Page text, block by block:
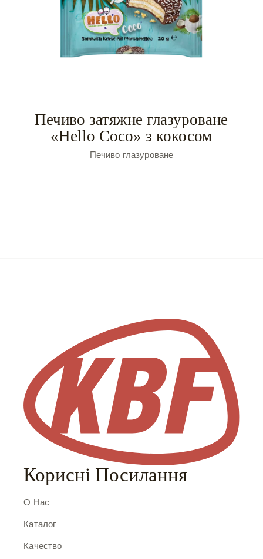
Печиво затяжне глазуроване
«Hello Coco» з кокосом
Печиво глазуроване
Корисні Посилання
О Нас
Каталог
Качество